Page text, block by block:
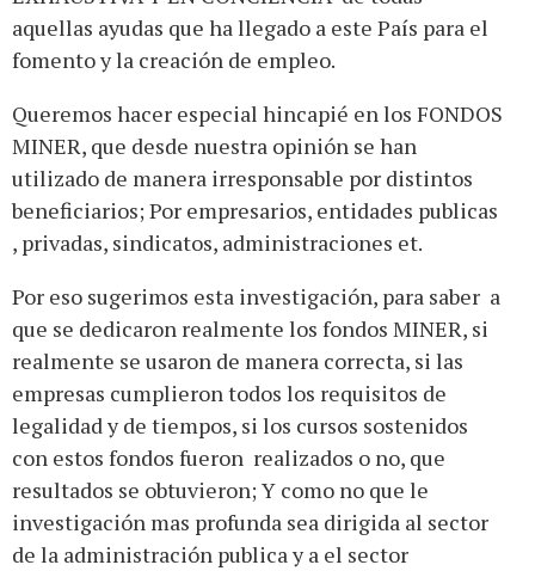
aquellas ayudas que ha llegado a este País para el
fomento y la creación de empleo.
Queremos hacer especial hincapié en los FONDOS
MINER, que desde nuestra opinión se han
utilizado de manera irresponsable por distintos
beneficiarios; Por empresarios, entidades publicas
, privadas, sindicatos, administraciones et.
Por eso sugerimos esta investigación, para saber a
que se dedicaron realmente los fondos MINER, si
realmente se usaron de manera correcta, si las
empresas cumplieron todos los requisitos de
legalidad y de tiempos, si los cursos sostenidos
con estos fondos fueron realizados o no, que
resultados se obtuvieron; Y como no que le
investigación mas profunda sea dirigida al sector
de la administración publica y a el sector